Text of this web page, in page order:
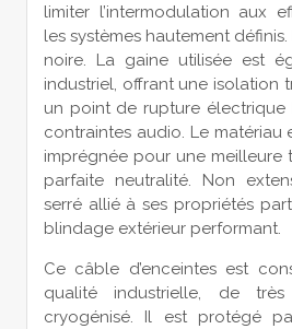
limiter l’intermodulation aux
les systèmes hautement
noire. La gaine utilisée est
industriel, offrant une isolation
un point de rupture
contraintes audio. Le matériau
imprégnée pour une meilleure
parfaite neutralité. Non
serré allié à ses propriétés
blindage extérieur performant.
Ce câble d’enceintes est
qualité industrielle, de
cryogénisé. Il est protégé